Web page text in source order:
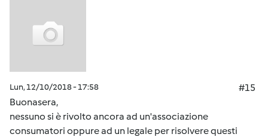
Lun, 12/10/2018 - 17:58
#15
Buonasera,
nessuno si è rivolto ancora ad un'associazione
consumatori oppure ad un legale per risolvere questi